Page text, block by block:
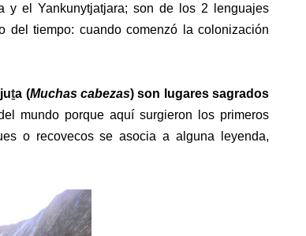
y elYankunytjatjara; son de los 2 lenguajes
del tiempo: cuando comenzó la colonización
ṯa (Muchas cabezas) son lugares sagrados
mundo porque aquí surgieron los primeros
o recovecos se asocia a alguna leyenda,